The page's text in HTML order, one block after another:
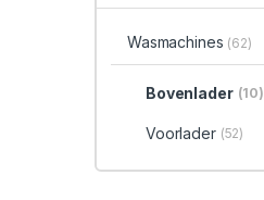
Wasmachines (62)
Bovenlader (10)
Voorlader (52)